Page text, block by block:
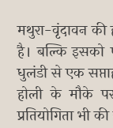
मथुरा-वृंदावन की
है। बल्कि इसको
धुलंडी से एक
होली के मौके
प्रतियोगिता भी